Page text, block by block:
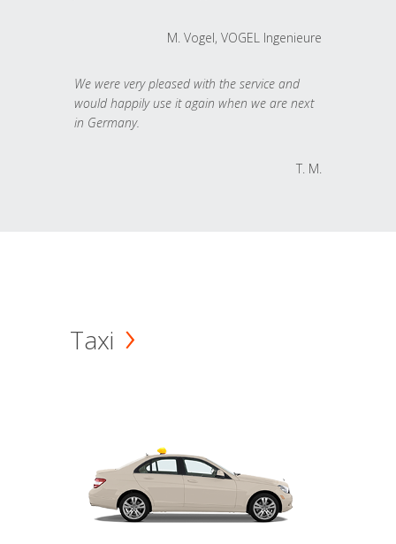
M. Vogel, VOGEL Ingenieure
We were very pleased with the service and
would happily use it again when we are next
in Germany.
T. M.
Taxi